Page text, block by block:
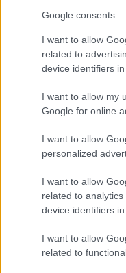
Google consents
I want to allow
related to
device identifiers in
I want to allow my
Google for online
I want to allow
personalized
I want to allow
related to
device identifiers in
I want to allow
related to